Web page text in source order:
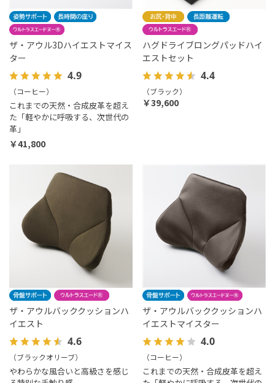
ザ・アウル3Dハイエストマイス
ター
4.9
（コーヒー）
これまでの天然・合成皮革を超え
た「軽やかに呼吸する、次世代の
革」
￥41,800
ハグドライブロングパッドハイ
エストセット
4.4
（ブラック）
￥39,600
ザ・アウルバッククッションハ
イエスト
4.6
（ブラックオリーブ）
やわらかな風合いと高級さを感じ
ザ・アウルバッククッションハ
イエストマイスター
4.0
（コーヒー）
これまでの天然・合成皮革を超え